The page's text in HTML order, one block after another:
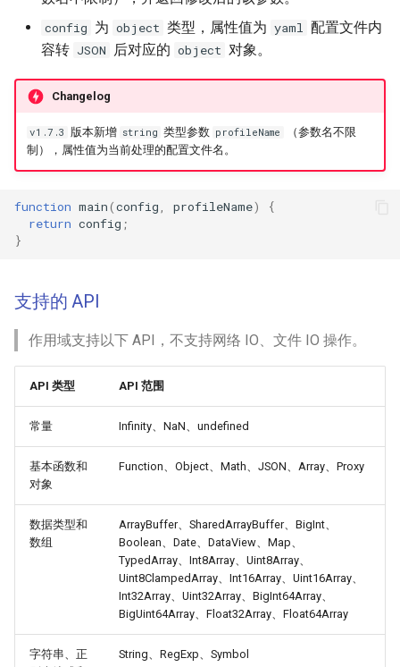
config 为 object 类型，属性值为 yaml 配置文件内
容转 JSON 后对应的 object 对象。
Changelog
v1.7.3 版本新增 string 类型参数 profileName
（参数名不限
制），属性值为当前处理的配置文件名。
function main(config, profileName)
{
return config ;
}
支持的 API
作用域支持以下 API，不支持网络 IO、文件 IO 操作。
API 类型 API 范围
常量 Infinity、NaN、undefined
基本函数和
对象
Function、Object、Math、JSON、Array、Proxy
数据类型和
数组
ArrayBuffer、SharedArrayBuffer、BigInt、
Boolean、Date、DataView、Map、
TypedArray、Int8Array、Uint8Array、
Uint8ClampedArray、Int16Array、Uint16Array、
Int32Array、Uint32Array、BigInt64Array、
BigUint64Array、Float32Array、Float64Array
字符串、正
String、RegExp、Symbol